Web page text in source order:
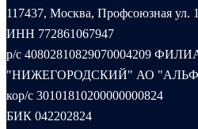
117437, Москва, Профсоюзная ул.
ИНН 772861067947
р/с 40802810829070004209
"НИЖЕГОРОДСКИЙ" АО
кор/с 30101810200000000824
БИК 042202824